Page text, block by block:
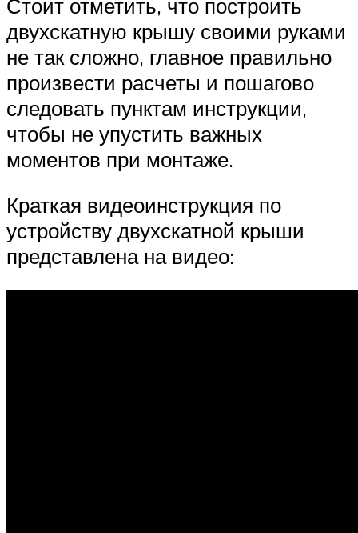
Стоит отметить, что построить
двухскатную крышу своими руками
не так сложно, главное правильно
произвести расчеты и пошагово
следовать пунктам инструкции,
чтобы не упустить важных
моментов при монтаже.
Краткая видеоинструкция по
устройству двухскатной крыши
представлена на видео: